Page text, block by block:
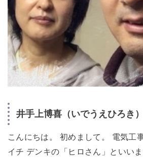
井手上博喜（いでうえひろき）
こんにちは。 初めまして。 電気工
イチ デンキの「ヒロさん」といい